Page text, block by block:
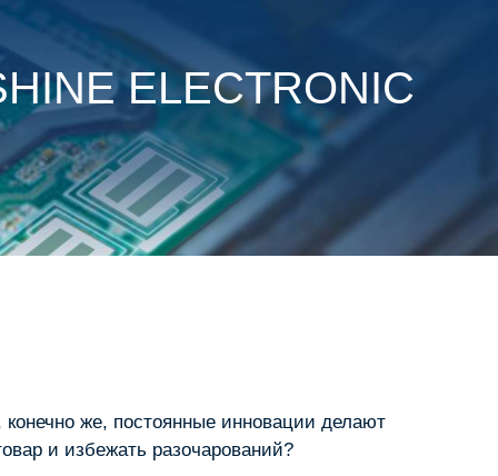
ELECTRONIC
же, постоянные инновации делают
и избежать разочарований?